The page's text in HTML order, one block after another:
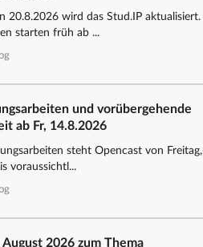
20.8.2026 wird das Stud.IP aktualisiert.
starten früh ab ...
und vorübergehende
ab Fr, 14.8.2026
steht Opencast von Freitag,
voraussichtl...
2026 zum Thema